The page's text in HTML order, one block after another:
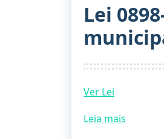
Lei
Ver Lei
Leia mais